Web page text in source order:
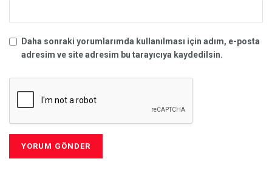
Daha sonraki yorumlarımda kullanılması için adım, e-posta
adresim ve site adresim bu tarayıcıya kaydedilsin.